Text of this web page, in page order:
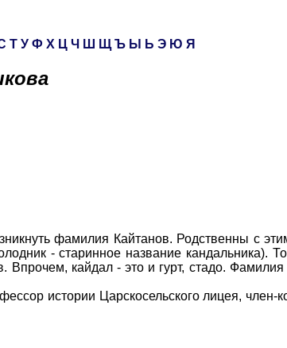
Т У Ф Х Ц Ч Ш Щ Ъ Ы Ь Э Ю Я
фамилия Кайтанов. Родственны с
- старинное название кандальника).
кайдал - это и гурт, стадо. Фамилия
истории Царскосельского лицея, член-